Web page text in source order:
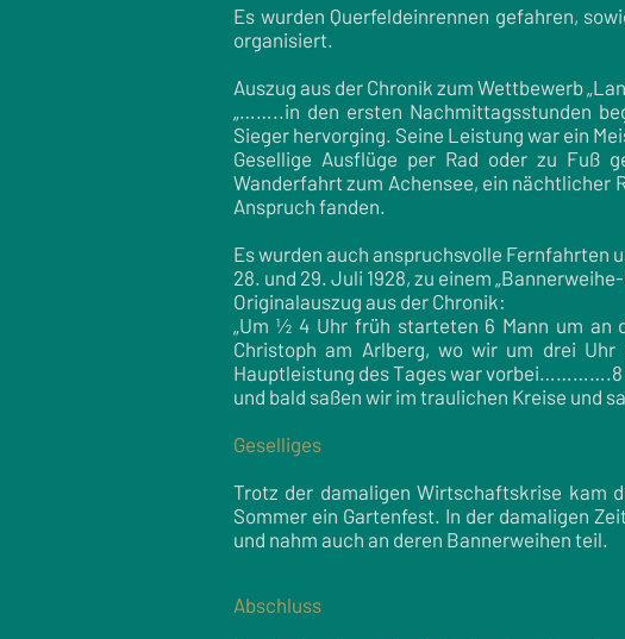
Es wurden Querfeldeinrennen gefahren,
organisiert.
Auszug aus der Chronik zum Wettbewerb
„……..in den ersten Nachmittagsstunden
Sieger hervorging. Seine Leistung war ein
Gesellige Ausflüge per Rad oder zu Fuß
Wanderfahrt zum Achensee, ein nächtlicher
Anspruch fanden.
Es wurden auch anspruchsvolle Fernfahrten
28. und 29. Juli 1928, zu einem
Originalauszug aus der Chronik:
„Um ½ 4 Uhr früh starteten 6 Mann um an
Christoph am Arlberg, wo wir um drei
Hauptleistung des Tages war vorbei………….8
und bald saßen wir im traulichen Kreise und
Geselliges
Trotz der damaligen Wirtschaftskrise kam
Sommer ein Gartenfest. In der damaligen
und nahm auch an deren Bannerweihen teil.
Abschluss